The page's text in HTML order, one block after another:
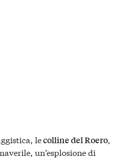
lecolline del Roero,
un’esplosione di